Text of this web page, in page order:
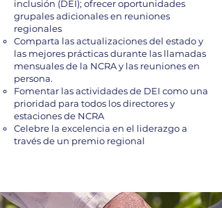
inclusión (DEI); ofrecer oportunidades
grupales adicionales en reuniones
regionales
Comparta las actualizaciones del estado y
las mejores prácticas durante las llamadas
mensuales de la NCRA y las reuniones en
persona.
Fomentar las actividades de DEI como una
prioridad para todos los directores y
estaciones de NCRA
Celebre la excelencia en el liderazgo a
través de un premio regional